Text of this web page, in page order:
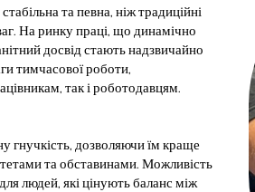
та певна, ніж традиційні
На ринку праці, що динамічно
досвід стають надзвичайно
тимчасової роботи,
так і роботодавцям.
гнучкість, дозволяючи їм краще
та обставинами. Можливість
людей, які цінують баланс між